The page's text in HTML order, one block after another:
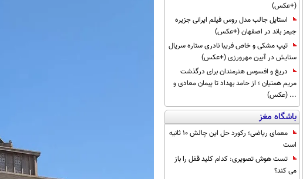
(+عکس)
استایل جالب مدل روس فیلم ایرانی جزیره
جیمز باند در اصفهان (+عکس)
تیپ مشکی و خاص فریبا نادری ستاره سریال
ستایش در آیین مهرورزی (+عکس)
دریغ و افسوس هنرمندان برای درگذشت
مریم همتیان ؛ از حامد بهداد تا پیمان معادی و
... (عکس)
باشگاه مغز
معمای ریاضی؛ رکورد حل این چالش 10 ثانیه
است
تست هوش تصویری: کدام کلید قفل را باز
می کند؟